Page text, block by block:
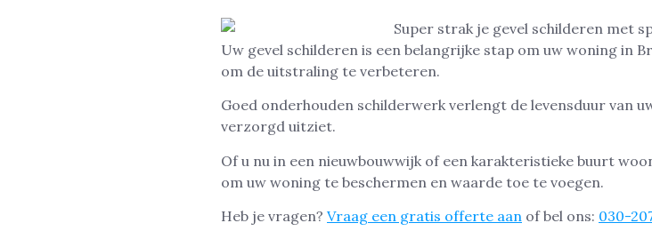
Uw gevel schilderen is een belangrijke stap om uw woning in
om de uitstraling te verbeteren.
Goed onderhouden schilderwerk verlengt de levensduur van
verzorgd uitziet.
Of u nu in een nieuwbouwwijk of een karakteristieke buurt
om uw woning te beschermen en waarde toe te voegen.
Heb je vragen? Vraag een gratis offerte aan of bel ons: 030-